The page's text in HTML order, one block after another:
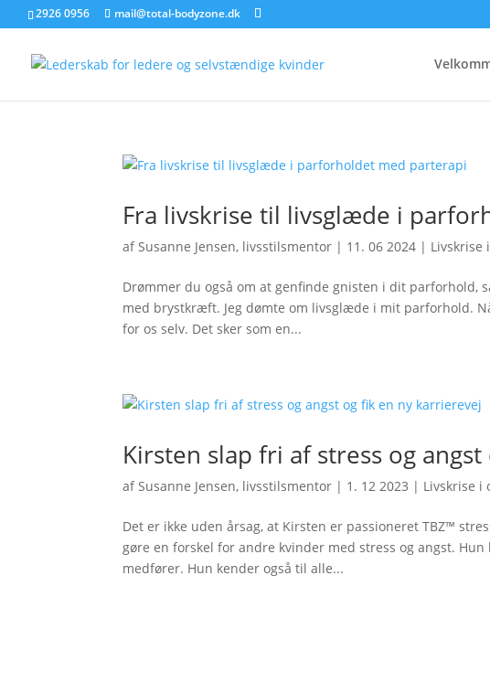
2926 0956 mail@total-bodyzone.dk
Fra livskrise til livsglæde i
afSusanne Jensen, livsstilsmentor | 11. 06 2024 | Livskrise
Drømmer du også om at genfinde gnisten i dit parforhold,
med brystkræft. Jeg dømte om livsglæde i mit parforhold.
for os selv. Det sker som en...
Kirsten slap fri af stress og
afSusanne Jensen, livsstilsmentor | 1. 12 2023 | Livskrise i
Det er ikke uden årsag, at Kirsten er passioneret TBZ™
gøre en forskel for andre kvinder med stress og angst.
medfører. Hun kender også til alle...